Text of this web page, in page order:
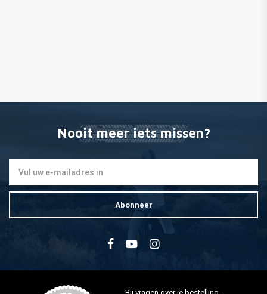
Nooit meer iets missen?
Abonneer